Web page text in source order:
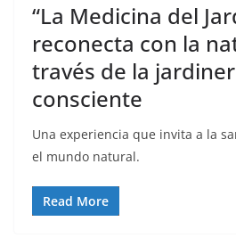
“La Medicina del
reconecta con la
través de la
consciente
Una experiencia que invita a la
el mundo natural.
Read More